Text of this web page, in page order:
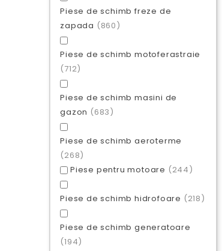
Piese de schimb freze de
zapada (860)
Piese de schimb motoferastraie
(712)
Piese de schimb masini de
gazon (683)
Piese de schimb aeroterme
(268)
Piese pentru motoare (244)
Piese de schimb hidrofoare (218)
Piese de schimb generatoare
(194)